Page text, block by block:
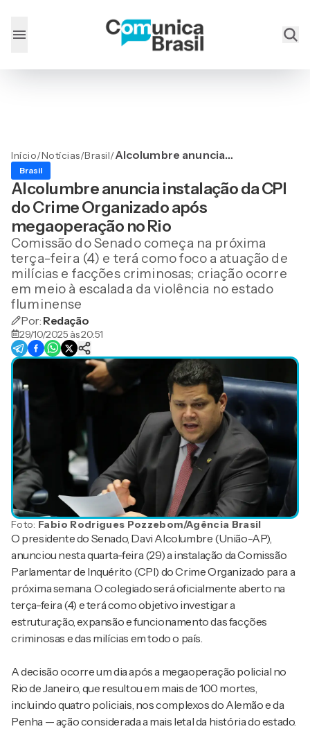
Início/Notícias/Brasil/Alcolumbre anuncia
Organizado após
megaoperação no Rio
Brasil
Alcolumbre anuncia instalação da CPI
do Crime Organizado após
megaoperação no Rio
Comissão do Senado começa na próxima
terça-feira (4) e terá como foco a atuação de
milícias e facções criminosas; criação ocorre
em meio à escalada da violência no estado
fluminense
Por: Redação
29/10/2025 às 20:51
Foto: Fabio Rodrigues Pozzebom/Agência Brasil
O presidente do Senado, Davi Alcolumbre (União-AP),
anunciou nesta quarta-feira (29) a instalação da Comissão
Parlamentar de Inquérito (CPI) do Crime Organizado para a
próxima semana. O colegiado será oficialmente aberto na
terça-feira (4) e terá como objetivo investigar a
estruturação, expansão e funcionamento das facções
criminosas e das milícias em todo o país.
A decisão ocorre um dia após a megaoperação policial no
Rio de Janeiro, que resultou em mais de 100 mortes,
incluindo quatro policiais, nos complexos do Alemão e da
Penha — ação considerada a mais letal da história do estado.